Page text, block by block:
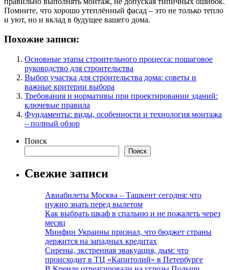
Помните, что хорошо утеплённый фасад – это не только тепло
и уют, но и вклад в будущее вашего дома.
Похожие записи:
Основные этапы строительного процесса: пошаговое
руководство для строительства
Выбор участка для строительства дома: советы и
важные критерии выбора
Требования и нормативы при проектировании зданий:
ключевые правила
Фундаменты: виды, особенности и технология монтажа
– полный обзор
Поиск
Поиск
Свежие записи
Авиабилеты Москва – Ташкент сегодня: что
нужно знать перед вылетом
Как выбрать шкаф в спальню и не пожалеть через
месяц
Минфин Украины признал, что бюджет страны
держится на западных кредитах
Сирены, экстренная эвакуация, дым: что
происходит в ТЦ «Капитолий» в Петербурге